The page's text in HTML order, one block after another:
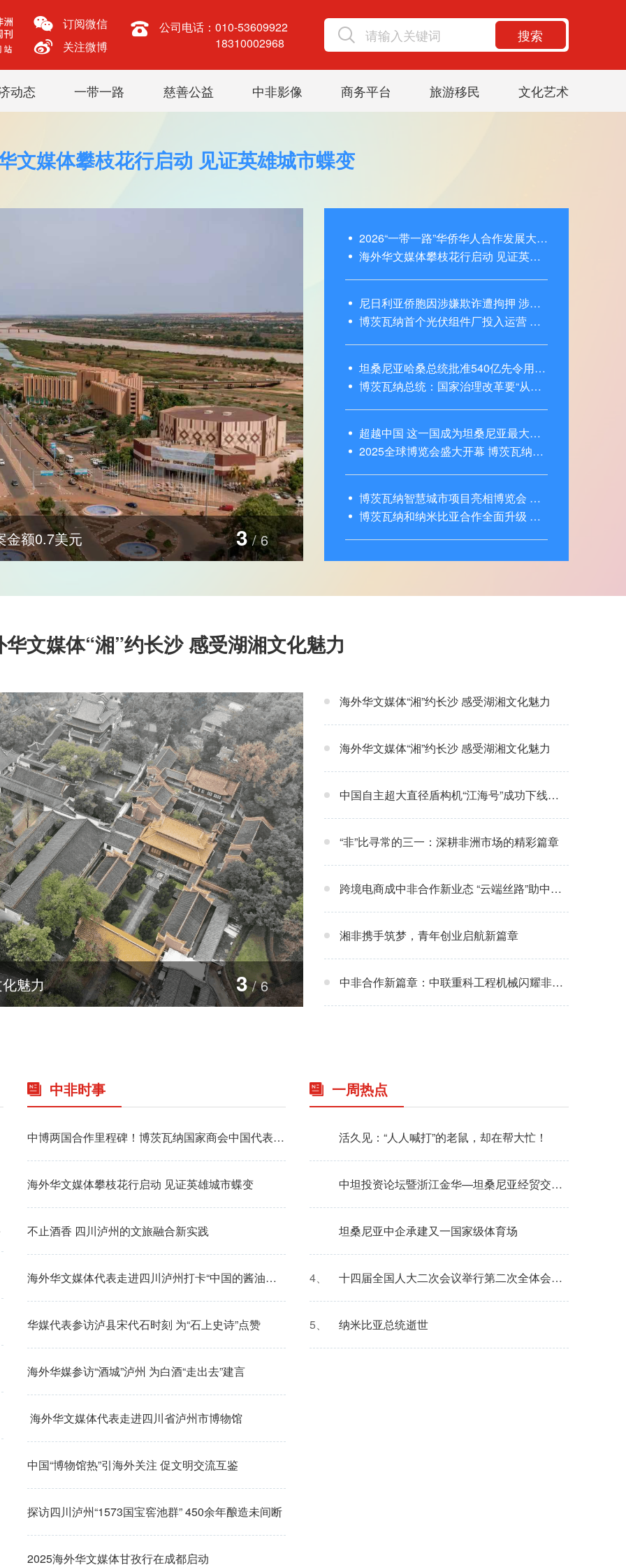
订阅微信
关注微博
公司电话： 010-53609922
18310002968
搜索
动态 一带一路 慈善公益 中非影像 商务平台 旅游移民 文化艺术
文媒体攀枝花行启动 见证英雄城市蝶变
博能源产业发展 3/6
2026“一带一路”华侨华人合作发展大会开幕 120个国家和地区的近700名侨胞相聚蓉城
海外华文媒体攀枝花行启动 见证英雄城市蝶变
尼日利亚侨胞因涉嫌欺诈遭拘押 涉案金额0.7美元
博茨瓦纳首个光伏组件厂投入运营 助博能源产业发展
坦桑尼亚哈桑总统批准540亿先令用于缓解城市交通拥堵
博茨瓦纳总统：国家治理改革要“从纸面走向执行”
超越中国 这一国成为坦桑尼亚最大外资来源国
2025全球博览会盛大开幕 博茨瓦纳总统博科发布《投资蓝皮书》
博茨瓦纳智慧城市项目亮相博览会 德罗巴见证杭济新篇章
博茨瓦纳和纳米比亚合作全面升级 多项跨境项目进入落实阶段
华文媒体“湘”约长沙 感受湖湘文化魅力
中国自主超大直径盾构机“江海号”成功下线，助力世界最长公路水下隧道建设 “非”比寻常的三一：深耕非洲市场的精彩篇章
3/6
海外华文媒体“湘”约长沙 感受湖湘文化魅力
海外华文媒体“湘”约长沙 感受湖湘文化魅力
中国自主超大直径盾构机“江海号”成功下线，助力世界最长公路水下隧道建设
“非”比寻常的三一：深耕非洲市场的精彩篇章
跨境电商成中非合作新业态 “云端丝路”助中非好物双向奔赴
湘非携手筑梦，青年创业启航新篇章
中非合作新篇章：中联重科工程机械闪耀非洲大陆
访
中非时事
中博两国合作里程碑！博茨瓦纳国家商会中国代表处正式成立
海外华文媒体攀枝花行启动 见证英雄城市蝶变
不止酒香 四川泸州的文旅融合新实践
海外华文媒体代表走进四川泸州打卡“中国的酱油天然博物馆”
华媒代表参访泸县宋代石时刻 为“石上史诗”点赞
海外华媒参访“酒城”泸州 为白酒“走出去”建言
海外华文媒体代表走进四川省泸州市博物馆
中国“博物馆热”引海外关注 促文明交流互鉴
探访四川泸州“1573国宝窖池群” 450余年酿造未间断
2025海外华文媒体甘孜行在成都启动
一周热点
活久见：“人人喊打”的老鼠，却在帮大忙！
中坦投资论坛暨浙江金华—坦桑尼亚经贸交流会媒体吹风会顺利举行
坦桑尼亚中企承建又一国家级体育场
4、 十四届全国人大二次会议举行第二次全体会议 习近平等党和国家领导人出席
5、 纳米比亚总统逝世